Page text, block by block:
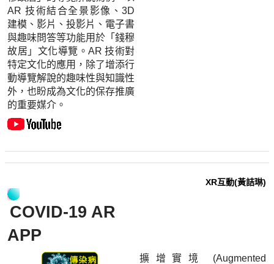
AR 技術結合全景影像、3D
建模、影片、投影片、電子書
與趣味問答等功能用於「錢穆
故居」文化導覽。AR 技術對
特定文化的應用，除了增添行
動導覽解說的趣味性與知識性
外，也盼成為文化的保存推廣
的重要媒介。
COVID-19 AR
APP
XR互動(黃詰琳)
擴增實境 (Augmented